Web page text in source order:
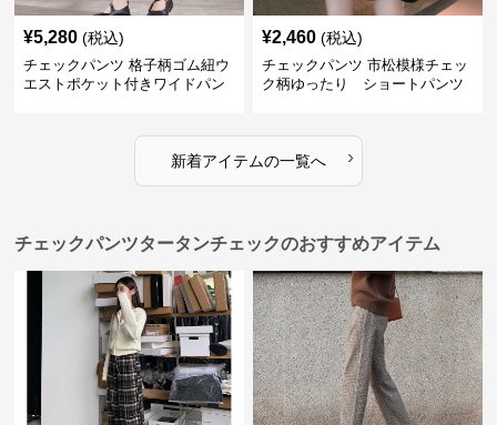
¥5,280 (税込)
チェックパンツ 格子柄ゴム紐ウ
エストポケット付きワイドパン
¥2,460 (税込)
チェックパンツ 市松模様チェッ
ク柄ゆったり ショートパンツ
新着アイテムの一覧へ ›
チェックパンツタータンチェックのおすすめアイテム